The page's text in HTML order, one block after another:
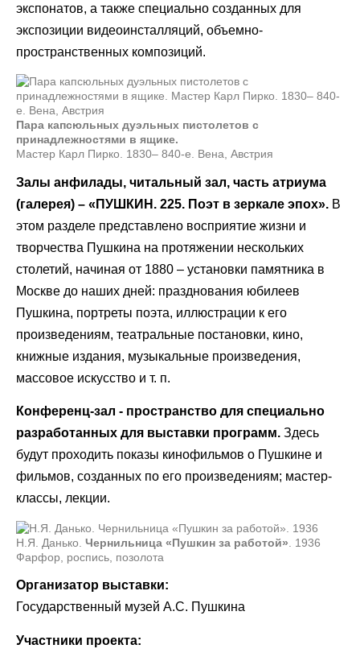
экспонатов, а также специально созданных для
экспозиции видеоинсталляций, объемно-
пространственных композиций.
Пара капсюльных дуэльных пистолетов с
принадлежностями в ящике.
Мастер Карл Пирко. 1830– 840-е. Вена, Австрия
Залы анфилады, читальный зал, часть атриума
(галерея) – «ПУШКИН. 225. Поэт в зеркале эпох». В
этом разделе представлено восприятие жизни и
творчества Пушкина на протяжении нескольких
столетий, начиная от 1880 – установки памятника в
Москве до наших дней: празднования юбилеев
Пушкина, портреты поэта, иллюстрации к его
произведениям, театральные постановки, кино,
книжные издания, музыкальные произведения,
массовое искусство и т. п.
Конференц-зал - пространство для специально
разработанных для выставки программ. Здесь
будут проходить показы кинофильмов о Пушкине и
фильмов, созданных по его произведениям; мастер-
классы, лекции.
Н.Я. Данько. Чернильница «Пушкин за работой» . 1936
Фарфор, роспись, позолота
Организатор выставки:
Государственный музей А.С. Пушкина
Участники проекта: